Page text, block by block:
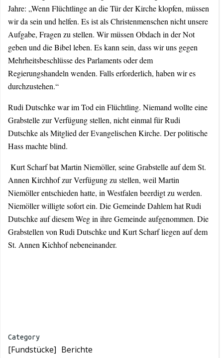
Jahre: „Wenn Flüchtlinge an die Tür der Kirche klopfen, müssen
wir da sein und helfen. Es ist als Christenmenschen nicht unsere
Aufgabe, Fragen zu stellen. Wir müssen Obdach in der Not
geben und die Bibel leben. Es kann sein, dass wir uns gegen
Mehrheitsbeschlüsse des Parlaments oder dem
Regierungshandeln wenden. Falls erforderlich, haben wir es
durchzustehen.“
Rudi Dutschke war im Tod ein Flüchtling. Niemand wollte eine
Grabstelle zur Verfügung stellen, nicht einmal für Rudi
Dutschke als Mitglied der Evangelischen Kirche. Der politische
Hass machte blind.
Kurt Scharf bat Martin Niemöller, seine Grabstelle auf dem St.
Annen Kirchhof zur Verfügung zu stellen, weil Martin
Niemöller entschieden hatte, in Westfalen beerdigt zu werden.
Niemöller willigte sofort ein. Die Gemeinde Dahlem hat Rudi
Dutschke auf diesem Weg in ihre Gemeinde aufgenommen. Die
Grabstellen von Rudi Dutschke und Kurt Scharf liegen auf dem
St. Annen Kichhof nebeneinander.
Category
[Fundstücke] Berichte